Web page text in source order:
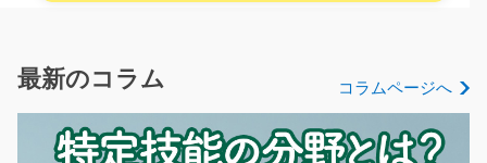
長期（3ヶ月以上）
栃木県矢板市
最新のコラム コラムページへ